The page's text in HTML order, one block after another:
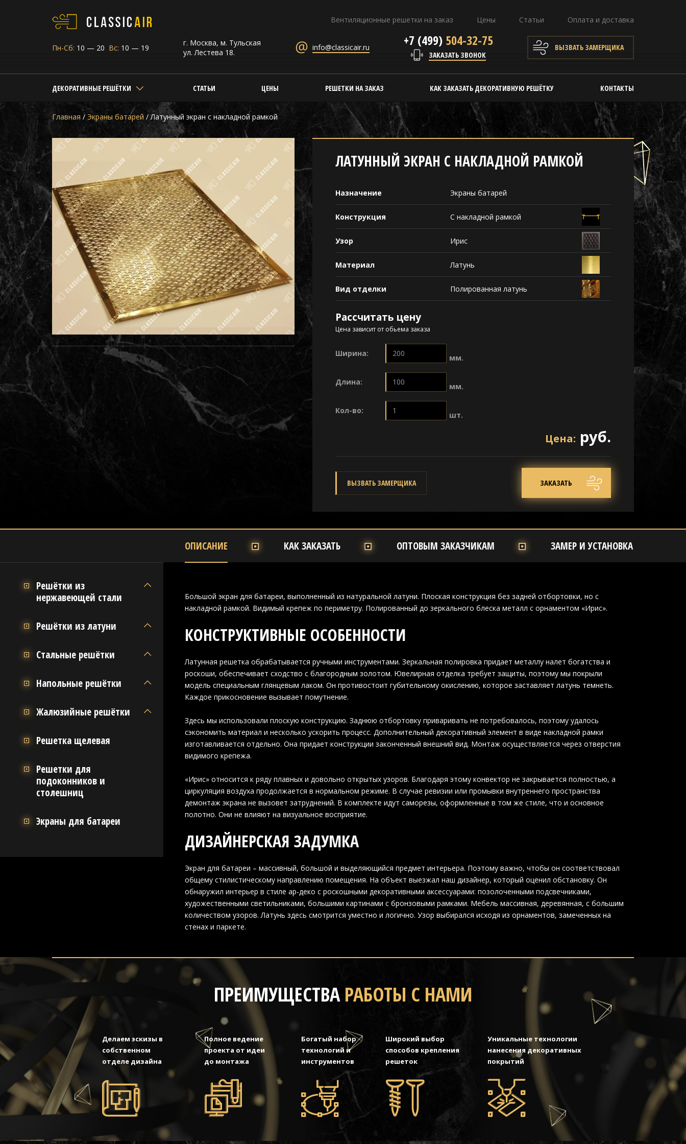
Вентиляционные решетки на заказ Цены Статьи Оплата и доставка
Пн-Сб: 10 — 20 Вс: 10 — 19
г. Москва, м. Тульская
ул. Лестева 18.
info@classicair.ru +7 (499)504-32-75
ЗАКАЗАТЬ ЗВОНОК
ВЫЗВАТЬ ЗАМЕРЩИКА
ДЕКОРАТИВНЫЕ РЕШЁТКИ СТАТЬИ ЦЕНЫ РЕШЕТКИ НА ЗАКАЗ КАК ЗАКАЗАТЬ ДЕКОРАТИВНУЮ РЕШЁТКУ КОНТАКТЫ
Главная / Экраны батарей /Латунный экран с накладной рамкой
ЛАТУННЫЙ ЭКРАН С НАКЛАДНОЙ РАМКОЙ
Назначение Экраны батарей
Конструкция С накладной рамкой
Узор Ирис
Материал Латунь
Вид отделки Полированная латунь
Рассчитать цену
Цена зависит от обьема заказа
Ширина: мм.
Длина: мм.
Кол-во: шт.
Цена: руб.
ВЫЗВАТЬ ЗАМЕРЩИКА ЗАКАЗАТЬ
ОПИСАНИЕ КАК ЗАКАЗАТЬ ОПТОВЫМ ЗАКАЗЧИКАМ ЗАМЕР И УСТАНОВКА
Большой экран для батареи, выполненный из натуральной латуни. Плоская конструкция без задней отбортовки, но с
накладной рамкой. Видимый крепеж по периметру. Полированный до зеркального блеска металл с орнаментом «Ирис».
КОНСТРУКТИВНЫЕ ОСОБЕННОСТИ
Латунная решетка обрабатывается ручными инструментами. Зеркальная полировка придает металлу налет богатства и
роскоши, обеспечивает сходство с благородным золотом. Ювелирная отделка требует защиты, поэтому мы покрыли
модель специальным глянцевым лаком. Он противостоит губительному окислению, которое заставляет латунь темнеть.
Каждое прикосновение вызывает помутнение.
Здесь мы использовали плоскую конструкцию. Заднюю отбортовку приваривать не потребовалось, поэтому удалось
сэкономить материал и несколько ускорить процесс. Дополнительный декоративный элемент в виде накладной рамки
изготавливается отдельно. Она придает конструкции законченный внешний вид. Монтаж осуществляется через отверстия
видимого крепежа.
«Ирис» относится к ряду плавных и довольно открытых узоров. Благодаря этому конвектор не закрывается полностью, а
циркуляция воздуха продолжается в нормальном режиме. В случае ревизии или промывки внутреннего пространства
демонтаж экрана не вызовет затруднений. В комплекте идут саморезы, оформленные в том же стиле, что и основное
полотно. Они не влияют на визуальное восприятие.
ДИЗАЙНЕРСКАЯ ЗАДУМКА
Экран для батареи – массивный, большой и выделяющийся предмет интерьера. Поэтому важно, чтобы он соответствовал
общему стилистическому направлению помещения. На объект выезжал наш дизайнер, который оценил обстановку. Он
обнаружил интерьер в стиле ар-деко с роскошными декоративными аксессуарами: позолоченными подсвечниками,
художественными светильниками, большими картинами с бронзовыми рамками. Мебель массивная, деревянная, с большим
количеством узоров. Латунь здесь смотрится уместно и логично. Узор выбирался исходя из орнаментов, замеченных на
стенах и паркете.
Решётки из
нержавеющей стали
Решётки из латуни
Стальные решётки
Напольные решётки
Жалюзийные решётки
Решетка щелевая
Решетки для
подоконников и
столешниц
Экраны для батареи
ПРЕИМУЩЕСТВАРАБОТЫ С НАМИ
Делаем эскизы в
собственном
отделе дизайна
Полное ведение
проекта от идеи
до монтажа
Богатый набор
технологий и
инструментов
Широкий выбор
способов крепления
решеток
Уникальные технологии
нанесения декоративных
покрытий